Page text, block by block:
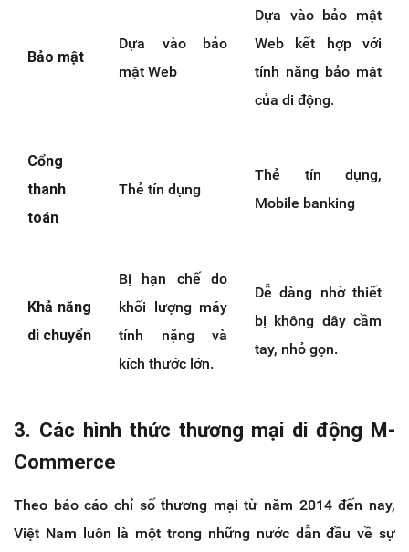
Bảo mật
Dựa vào bảo
mật Web
Dựa vào bảo mật
Web kết hợp với
tính năng bảo mật
của di động.
Cổng
thanh
toán
Thẻ tín dụng
Thẻ tín dụng,
Mobile banking
Khả năng
di chuyển
Bị hạn chế do
khối lượng máy
tính nặng và
kích thước lớn.
Dễ dàng nhờ thiết
bị không dây cầm
tay, nhỏ gọn.
3. Các hình thức thương mại di động M-
Commerce
Theo báo cáo chỉ số thương mại từ năm 2014 đến nay,
Việt Nam luôn là một trong những nước dẫn đầu về sự